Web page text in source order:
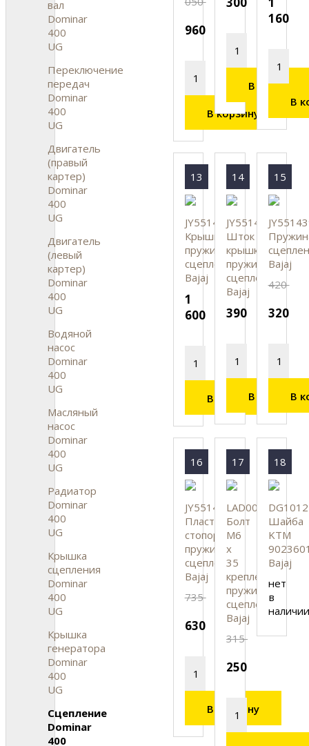
вал
Dominar
400
UG
Переключение
передач
Dominar
400
UG
Двигатель
(правый
картер)
Dominar
400
UG
Двигатель
(левый
картер)
Dominar
400
UG
Водяной
насос
Dominar
400
UG
Масляный
насос
Dominar
400
UG
Радиатор
Dominar
400
UG
Крышка
сцепления
Dominar
400
UG
Крышка
генератора
Dominar
400
UG
Сцепление
Dominar
400
960
В корзину
В корзину
160
В
13
JY551438
Крышка
пружин
сцепления,
Bajaj
1
600
В корзину
14
JY551404
Шток
крышки
пружин
сцепления,
Bajaj
390
В корзину
15
Bajaj
420
320
В
16
JY551443
Пластина
стопорная
пружин
сцепления,
Bajaj
735
630
В корзину
17
LAD00166
Болт
M6
x
35
крепления
пружин
сцепления,
Bajaj
315
250
18
Шайба
KTM
Bajaj
нет
в
наличии